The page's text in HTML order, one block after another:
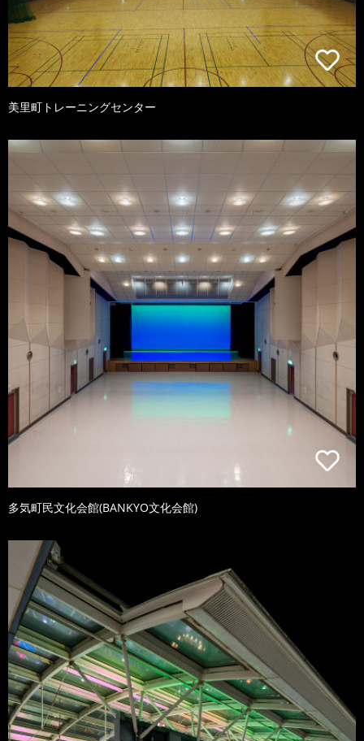
美里町トレーニングセンター
多気町民文化会館(BANKYO文化会館)